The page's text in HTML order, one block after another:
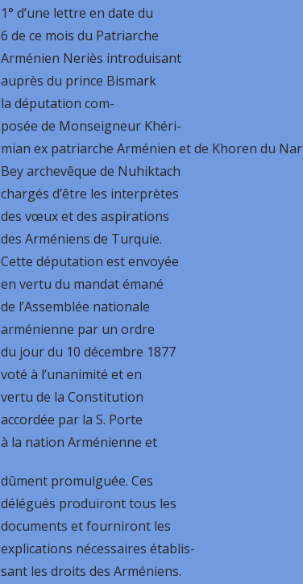
1° d’une lettre en date du
6 de ce mois du Patriarche
Arménien Neriès introduisant
auprès du prince Bismark
la députation com-
posée de Monseigneur Khéri-
mian ex patriarche Arménien et de Khoren du Nar
Bey archevêque de Nuhiktach
chargés d’être les interprètes
des vœux et des aspirations
des Arméniens de Turquie.
Cette députation est envoyée
en vertu du mandat émané
de l’Assemblée nationale
arménienne par un ordre
du jour du 10 décembre 1877
voté à l’unanimité et en
vertu de la Constitution
accordée par la S. Porte
à la nation Arménienne et
dûment promulguée. Ces
délégués produiront tous les
documents et fourniront les
explications nécessaires établis-
sant les droits des Arméniens.